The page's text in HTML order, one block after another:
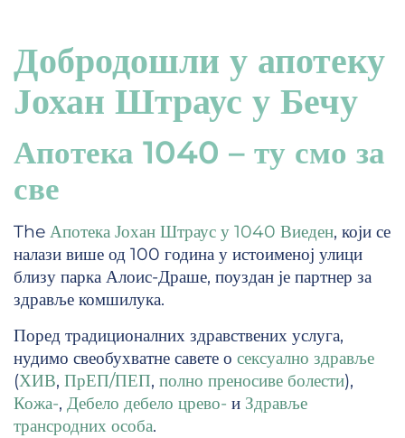
Добродошли у апотеку
Јохан Штраус у Бечу
Апотека 1040 – ту смо за
све
The Апотека Јохан Штраус у 1040 Виеден, који се
налази више од 100 година у истоименој улици
близу парка Алоис-Драше, поуздан је партнер за
здравље комшилука.
Поред традиционалних здравствених услуга,
нудимо свеобухватне савете о сексуално здравље
(ХИВ, ПрЕП/ПЕП, полно преносиве болести),
Кожа-, Дебело дебело црево- и Здравље
трансродних особа.